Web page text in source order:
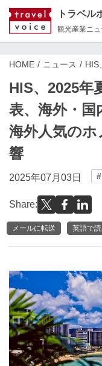
トラベル
観光産業ニュ
HOME ニュース HIS
HIS、2025年
表、海外・国
海外人気の
響
2025年07月03日
Share:
メールに転送 英語で